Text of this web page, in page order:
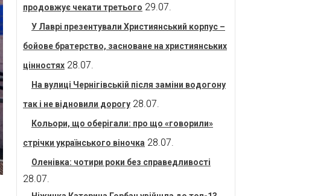
продовжує чекати третього 29.07.
У Лаврі презентували Християнський корпус –
бойове братерство, засноване на християнських
цінностях 28.07.
На вулиці Чернігівській після заміни водогону
так і не відновили дорогу 28.07.
Кольори, що оберігали: про що «говорили»
стрічки українського віночка 28.07.
Оленівка: чотири роки без справедливості
28.07.